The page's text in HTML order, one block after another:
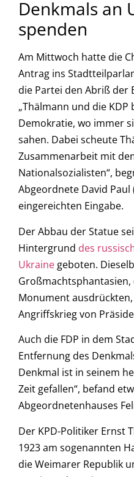
Denkmals an
spenden
Am Mittwoch hatte die
Antrag ins
die Partei den Abriß
„Thälmann und die
Demokratie, wo immer
sahen. Dabei scheute
Zusammenarbeit mit
Nationalsozialisten“,
Abgeordnete David Paul
eingereichten Eingabe.
Der Abbau der Statue
Hintergrund des
Ukraine geboten.
Monument
Angriffskrieg von
Auch die FDP in dem
Entfernung des
Denkmal ist in seinem
Zeit gefallen“, befand
Abgeordnetenhauses
Der KPD-Politiker Ernst
1923 am sogenannten
die Weimarer Republik